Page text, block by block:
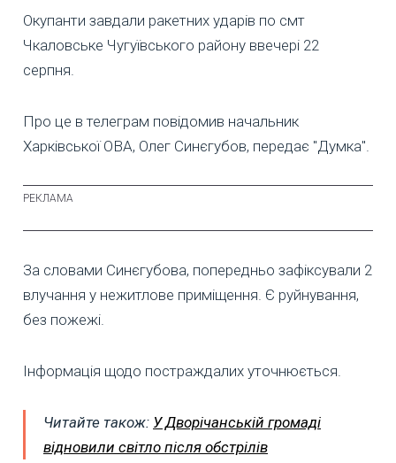
Окупанти завдали ракетних ударів по смт
Чкаловське Чугуївського району ввечері 22
серпня.
Про це в телеграм повідомив начальник
Харківської ОВА, Олег Синєгубов, передає "Думка".
За словами Синєгубова, попередньо зафіксували 2
влучання у нежитлове приміщення. Є руйнування,
без пожежі.
Інформація щодо постраждалих уточнюється.
Читайте також: У Дворічанській громаді
відновили світло після обстрілів